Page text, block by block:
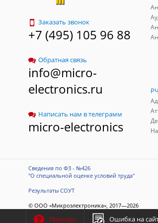
Заказать звонок
+7 (495) 105 96 88
Обратная связь
info@micro-
electronics.ru
Написать нам в телеграмм
micro-electronics
Сведения по ФЗ - №426
"О специальной оценке условий труда"
Результаты СОУТ
© ООО «Микроэлектроника», 2017—2026
Разработка сайта
ITConstruct
Помощь Ошибка на